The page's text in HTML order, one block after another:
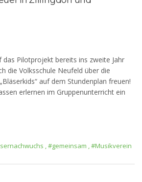
das Pilotprojekt bereits ins zweite Jahr
die Volksschule Neufeld über die
auf dem Stundenplan freuen!
erlernen im Gruppenunterricht ein
,#gemeinsam ,#Musikverein